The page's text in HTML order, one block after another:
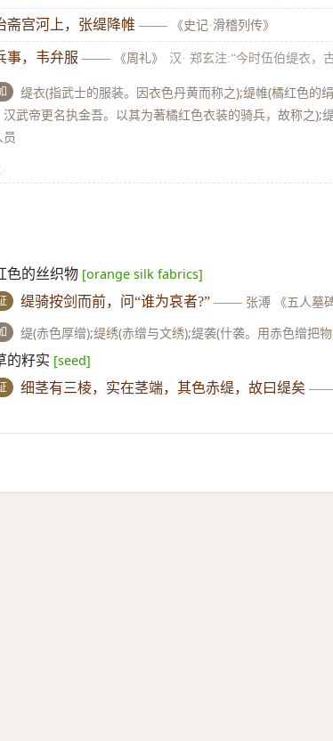
斋宫河上，张缇降帷 —— 《史记·滑稽列传》
事，韦弁服 —— 《周礼》 汉· 郑玄注:“今时伍伯缇衣，
缇衣(指武士的服装。因衣色丹黄而称之);缇帷(橘红色的
汉武帝更名执金吾。以其为著橘红色衣装的骑兵，故称之);
色的丝织物 [orange silk fabrics]
缇骑按剑而前，问“谁为哀者?” —— 张溥 《五人墓
缇(赤色厚缯);缇绣(赤缯与文绣);缇袭(什袭。用赤色缯把
的籽实 [seed]
细茎有三棱，实在茎端，其色赤缇，故曰缇矣